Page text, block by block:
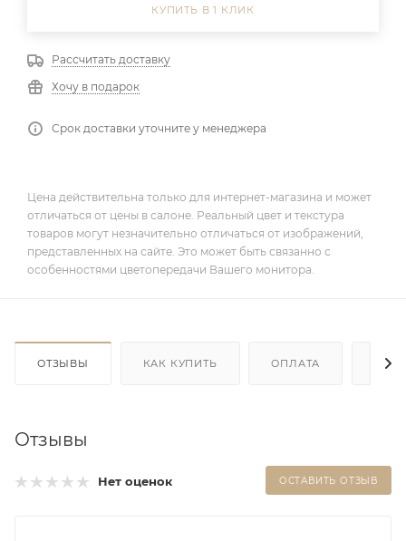
КУПИТЬ В 1 КЛИК
Рассчитать доставку
Хочу в подарок
Срок доставки уточните у менеджера
Цена действительна только для интернет-магазина и может
отличаться от цены в салоне. Реальный цвет и текстура
товаров могут незначительно отличаться от изображений,
представленных на сайте. Это может быть связанно с
особенностями цветопередачи Вашего монитора.
ОТЗЫВЫ КАК КУПИТЬ ОПЛАТА
Отзывы
Нет оценок ОСТАВИТЬ ОТЗЫВ